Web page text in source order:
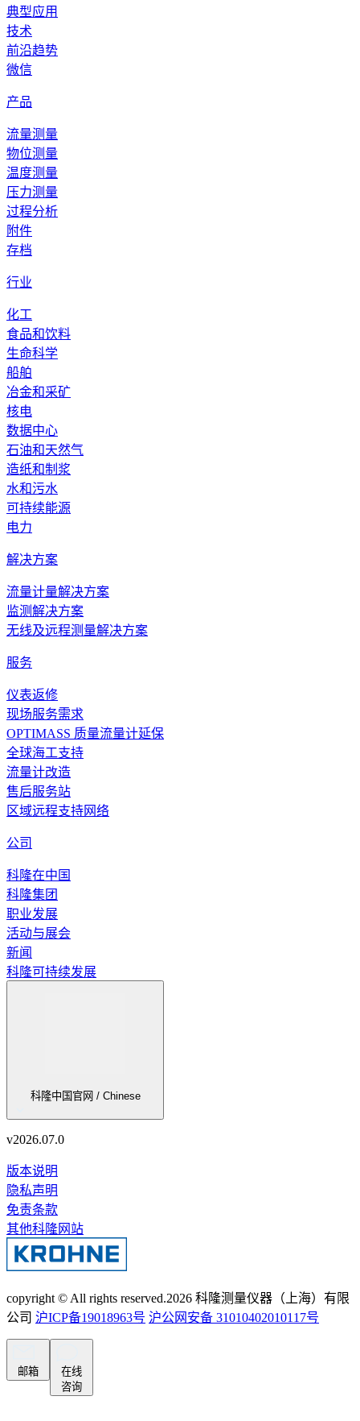
典型应用
技术
前沿趋势
微信
产品
流量测量
物位测量
温度测量
压力测量
过程分析
附件
存档
行业
化工
食品和饮料
生命科学
船舶
冶金和采矿
核电
数据中心
石油和天然气
造纸和制浆
水和污水
可持续能源
电力
解决方案
流量计量解决方案
监测解决方案
无线及远程测量解决方案
服务
仪表返修
现场服务需求
OPTIMASS 质量流量计延保
全球海工支持
流量计改造
售后服务站
区域远程支持网络
公司
科隆在中国
科隆集团
职业发展
活动与展会
新闻
科隆可持续发展
科隆中国官网 / Chinese
v2026.07.0
版本说明
隐私声明
免责条款
其他科隆网站
copyright © All rights reserved.2026 科隆测量仪器（上海）有限
公司 沪ICP备19018963号 沪公网安备 31010402010117号
邮箱
在线
咨询